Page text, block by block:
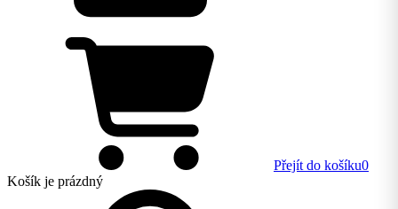
Přejít do košíku0
Košík je prázdný